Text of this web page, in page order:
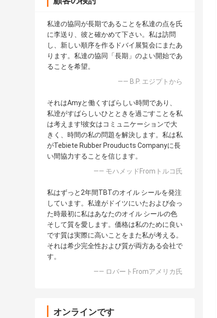
私達の協同が長期であることを私達の点を氏
に李送り、彼と確かめて下さい。私は訪問
し、新しい順序を作るドバイ展覧会にまたあ
ります。私達の協同「長期」のよい開始であ
ることを希望。
—— B.P. エジプトから
それはAmyと働くすばらしい時間であり、
私逹がすばらしいひとときを過ごすことを私
は考えます!彼女はコミュニケーションで大
きく、時間の私の問題を解決します。私は私
がTebiete Rubber Prouducts Companyに長
い間協力することを信じます。
—— モハメッドFromトルコ氏
私はずっと2年間TBTのオイル シールを発注
しています。私達がドイツにいたおよび会っ
た時最初に私はあなたのオイル シールの色
そして質を愛します。価格は私のために良い
です質は実際に高いことをまた私が考える。
それは希少完全性および質が両方ある会社で
す。
—— ロバートFromアメリカ氏
オンラインです